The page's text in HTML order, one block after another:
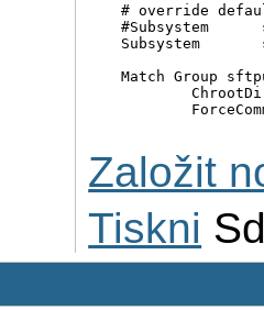
# override
#Subsystem
Subsystem
Match Group
Založit
Tiskni